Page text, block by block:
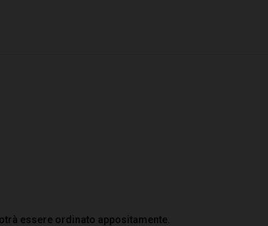
essere ordinato appositamente.